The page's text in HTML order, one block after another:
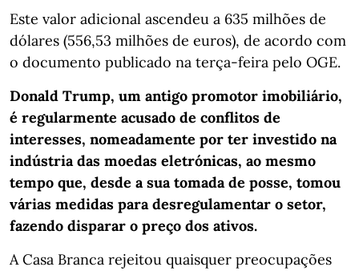
Este valor adicional ascendeu a 635 milhões de
dólares (556,53 milhões de euros), de acordo com
o documento publicado na terça-feira pelo OGE.
Donald Trump, um antigo promotor imobiliário,
é regularmente acusado de conflitos de
interesses, nomeadamente por ter investido na
indústria das moedas eletrónicas, ao mesmo
tempo que, desde a sua tomada de posse, tomou
várias medidas para desregulamentar o setor,
fazendo disparar o preço dos ativos.
A Casa Branca rejeitou quaisquer preocupações